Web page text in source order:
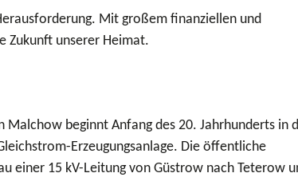
Mit großem finanziellen und
Zukunft unserer Heimat.
Malchow beginnt Anfang des 20. Jahrhunderts in
Erzeugungsanlage. Die öffentliche
einer 15 kV-Leitung von Güstrow nach Teterow